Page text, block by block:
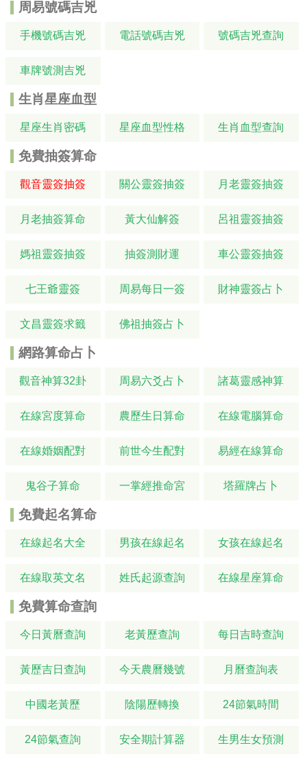
周易號碼吉兇
手機號碼吉兇 電話號碼吉兇 號碼吉兇查詢
車牌號測吉兇
生肖星座血型
星座生肖密碼 星座血型性格 生肖血型查詢
免費抽簽算命
觀音靈簽抽簽 關公靈簽抽簽 月老靈簽抽簽
月老抽簽算命 黃大仙解簽 呂祖靈簽抽簽
媽祖靈簽抽簽 抽簽測財運 車公靈簽抽簽
七王爺靈簽 周易每日一簽 財神靈簽占卜
文昌靈簽求籤 佛祖抽簽占卜
網路算命占卜
觀音神算32卦 周易六爻占卜 諸葛靈感神算
在線宮度算命 農歷生日算命 在線電腦算命
在線婚姻配對 前世今生配對 易經在線算命
鬼谷子算命 一掌經推命宮 塔羅牌占卜
免費起名算命
在線起名大全 男孩在線起名 女孩在線起名
在線取英文名 姓氏起源查詢 在線星座算命
免費算命查詢
今日黃曆查詢 老黃歷查詢 每日吉時查詢
黃歷吉日查詢 今天農曆幾號 月曆查詢表
中國老黃歷 陰陽歷轉換 24節氣時間
24節氣查詢 安全期計算器 生男生女預測